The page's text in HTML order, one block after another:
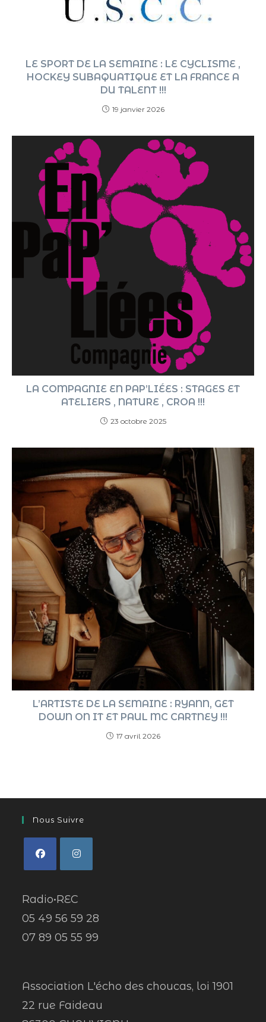
LE SPORT DE LA SEMAINE : LE CYCLISME ,
HOCKEY SUBAQUATIQUE ET LA FRANCE A
DU TALENT !!!
19 janvier 2026
LA COMPAGNIE EN PAP’LIÉES : STAGES ET
ATELIERS , NATURE , CROA !!!
23 octobre 2025
L’ARTISTE DE LA SEMAINE : RYANN, GET
DOWN ON IT ET PAUL MC CARTNEY !!!
17 avril 2026
Nous Suivre
Radio•REC
05 49 56 59 28
07 89 05 55 99
Association L'écho des choucas, loi 1901
22 rue Faideau